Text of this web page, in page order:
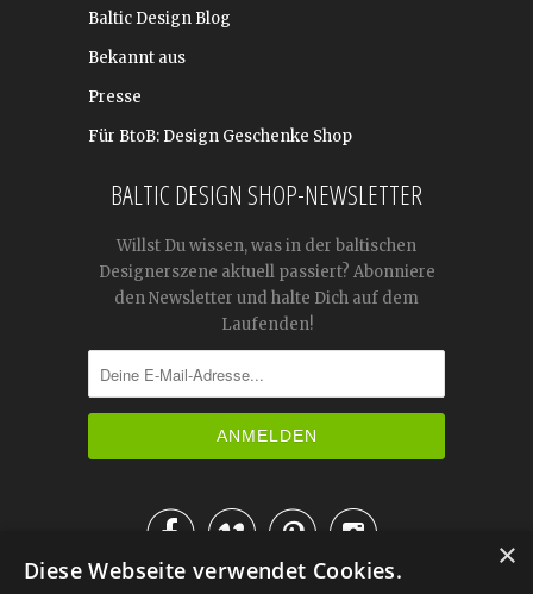
Baltic Design Blog
Bekannt aus
Presse
Für BtoB: Design Geschenke Shop
BALTIC DESIGN SHOP-NEWSLETTER
Willst Du wissen, was in der baltischen
Designerszene aktuell passiert? Abonniere
den Newsletter und halte Dich auf dem
Laufenden!

IM KATALOG BLÄTTERN
×
Diese Webseite verwendet Cookies.